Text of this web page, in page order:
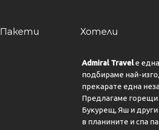
Пакети Хотели
Admiral Travelе
подбираме най-
прекарате една
Предлагаме горещи
Букурещ, Яш и
в планините и спа